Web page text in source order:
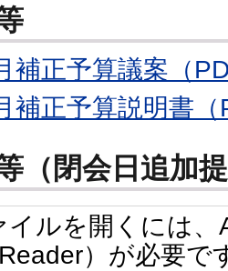
補正予算議案（
補正予算説明書
（閉会日追加
イルを開くには
）が必要で